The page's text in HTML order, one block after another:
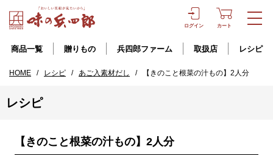
ログイン カート
商品一覧 贈りもの 兵四郎ファーム 取扱店 レシピ
HOME / レシピ / あご入素材だし / 【きのこと根菜の汁もの】2人分
レシピ
【きのこと根菜の汁もの】2人分